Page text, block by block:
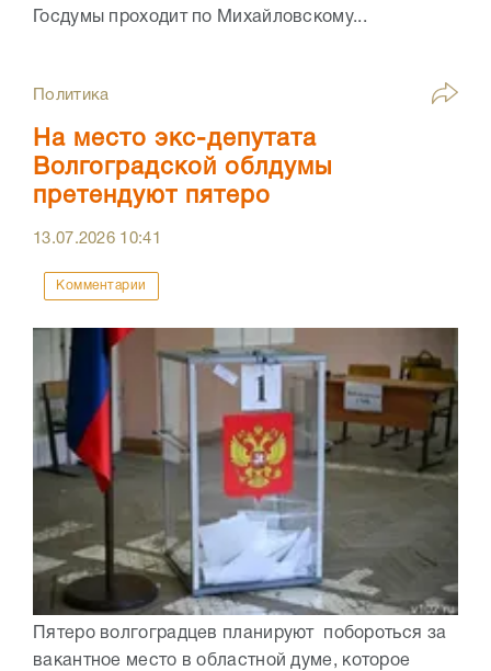
Госдумы проходит по Михайловскому...
Политика
На место экс-депутата
Волгоградской облдумы
претендуют пятеро
13.07.2026 10:41
Комментарии
Пятеро волгоградцев планируют побороться за
вакантное место в областной думе, которое